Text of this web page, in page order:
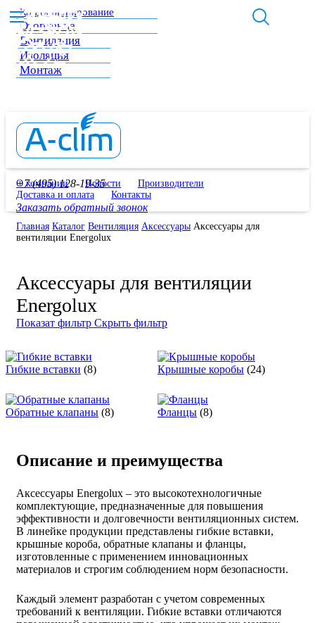
Кондиционирование
Отопление
Вентиляция
Изоляция
Монтаж
+7 (495) 128-19-35
Заказать обратный звонок
О компании Новости
Производители
Доставка и оплата
Контакты
Главная Каталог Вентиляция Аксессуары Аксессуары для
вентиляции Energolux
Аксессуары для вентиляции
Energolux
Показат фильтр Скрыть фильтр
Гибкие вставки (8) Крышные коробы (24)
Обратные клапаны (8) Фланцы (8)
Описание и преимущества
Аксессуары Energolux – это высокотехнологичные
комплектующие, предназначенные для повышения
эффективности и долговечности вентиляционных систем.
В линейке продукции представлены гибкие вставки,
крышные короба, обратные клапаны и фланцы,
изготовленные с применением инновационных
материалов и строгим соблюдением норм безопасности.
Каждый элемент разработан с учетом современных
требований к вентиляции. Гибкие вставки отличаются